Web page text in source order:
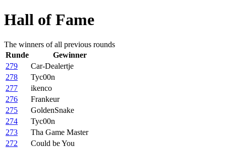
Hall of Fame
The winners of all previous rounds
Runde
Gewinner
279
Car-Dealertje
278
Tyc00n
277
ikenco
276
Frankeur
275
GoldenSnake
274
Tyc00n
273
Tha Game Master
272
Could be You